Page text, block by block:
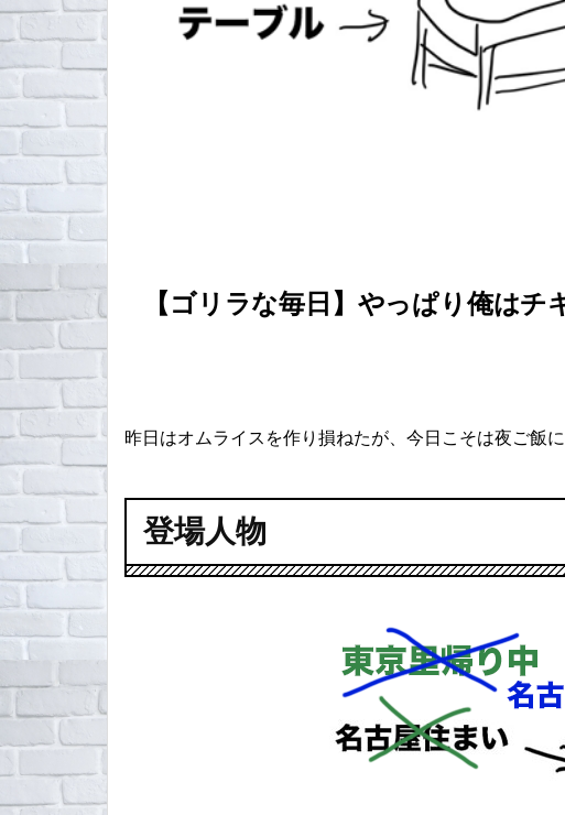
【ゴリラな毎日】やっぱり俺は
昨日はオムライスを作り損ねたが、今日こそは夜ご飯に
登場人物